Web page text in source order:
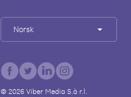
Norsk
© 2026Viber Media S.à r.l.